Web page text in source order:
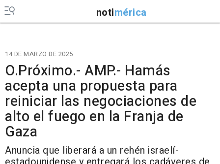
notimérica
14 DE MARZO DE 2025
O.Próximo.- AMP.- Hamás
acepta una propuesta para
reiniciar las negociaciones de
alto el fuego en la Franja de
Gaza
Anuncia que liberará a un rehén israelí-